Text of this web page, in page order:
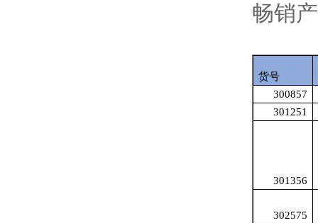
畅销
货号
300857
301251
301356
302575